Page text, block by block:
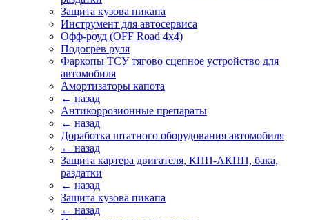
Защита кузова пикапа
Инструмент для автосервиса
Офф-роуд (OFF Road 4x4)
Подогрев руля
Фаркопы ТСУ тягово сцепное устройство для
автомобиля
Амортизаторы капота
← назад
Антикоррозионные препараты
← назад
Доработка штатного оборудования автомобиля
← назад
Защита картера двигателя, КПП-АКПП, бака,
раздатки
← назад
Защита кузова пикапа
← назад